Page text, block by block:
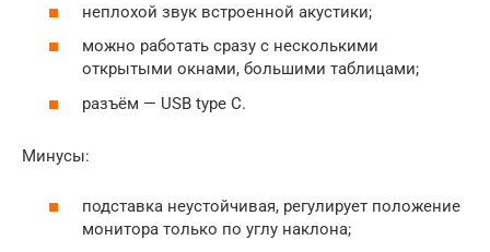
неплохой звук встроенной акустики;
можно работать сразу с несколькими
открытыми окнами, большими таблицами;
разъём — USB type C.
Минусы:
подставка неустойчивая, регулирует положение
монитора только по углу наклона;